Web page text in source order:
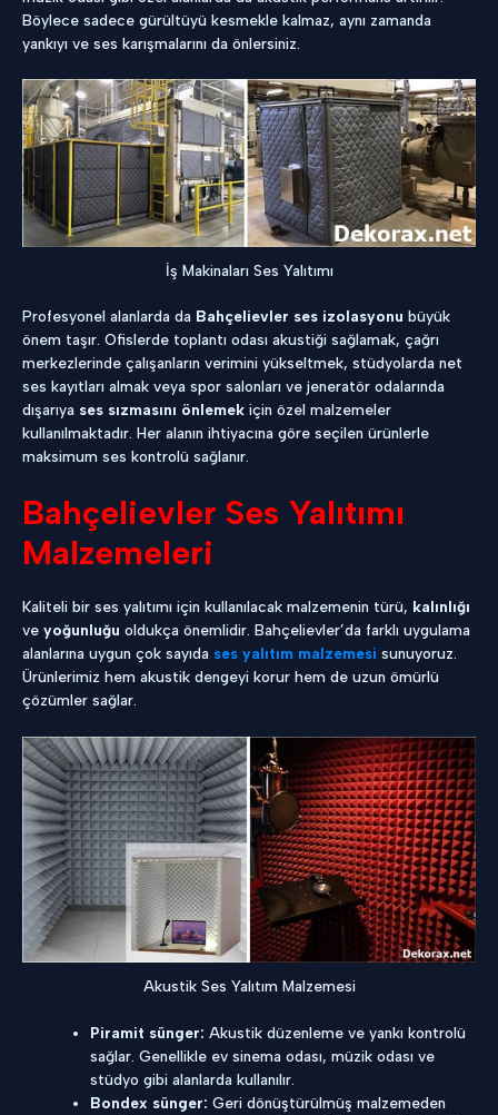
Böylece sadece gürültüyü kesmekle kalmaz, aynı zamanda
yankıyı ve ses karışmalarını da önlersiniz.
İş Makinaları Ses Yalıtımı
Profesyonel alanlarda da Bahçelievler ses izolasyonu büyük
önem taşır. Ofislerde toplantı odası akustiği sağlamak, çağrı
merkezlerinde çalışanların verimini yükseltmek, stüdyolarda net
ses kayıtları almak veya spor salonları ve jeneratör odalarında
dışarıya ses sızmasını önlemek için özel malzemeler
kullanılmaktadır. Her alanın ihtiyacına göre seçilen ürünlerle
maksimum ses kontrolü sağlanır.
Bahçelievler Ses Yalıtımı
Malzemeleri
Kaliteli bir ses yalıtımı için kullanılacak malzemenin türü, kalınlığı
ve yoğunluğu oldukça önemlidir. Bahçelievler’da farklı uygulama
alanlarına uygun çok sayıda ses yalıtım malzemesi sunuyoruz.
Ürünlerimiz hem akustik dengeyi korur hem de uzun ömürlü
çözümler sağlar.
Akustik Ses Yalıtım Malzemesi
Piramit sünger: Akustik düzenleme ve yankı kontrolü
sağlar. Genellikle ev sinema odası, müzik odası ve
stüdyo gibi alanlarda kullanılır.
Bondex sünger: Geri dönüştürülmüş malzemeden